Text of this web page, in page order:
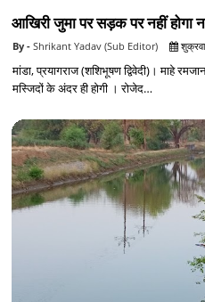
आखिरी जुमा पर सड़क पर नहीं होगा
Shrikant Yadav (Sub Editor)
मांडा, प्रयागराज (शशिभूषण द्विवेदी)। माहे
मस्जिदों के अंदर ही होगी । रोजेद…